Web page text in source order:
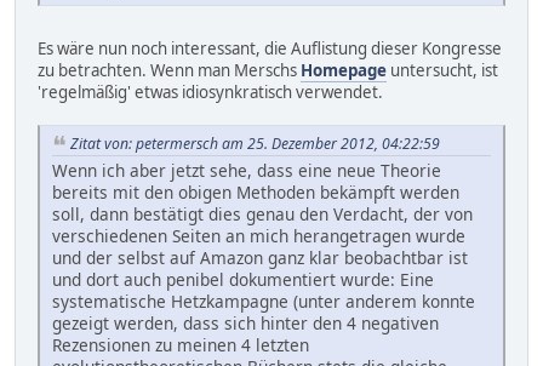
Es wäre nun noch interessant, die Auflistung dieser Kongresse
zu betrachten. Wenn man Merschs Homepage untersucht, ist
'regelmäßig' etwas idiosynkratisch verwendet.
Zitat von: petermersch am 25. Dezember 2012, 04:22:59
Wenn ich aber jetzt sehe, dass eine neue Theorie
bereits mit den obigen Methoden bekämpft werden
soll, dann bestätigt dies genau den Verdacht, der von
verschiedenen Seiten an mich herangetragen wurde
und der selbst auf Amazon ganz klar beobachtbar ist
und dort auch penibel dokumentiert wurde: Eine
systematische Hetzkampagne (unter anderem konnte
gezeigt werden, dass sich hinter den 4 negativen
Rezensionen zu meinen 4 letzten